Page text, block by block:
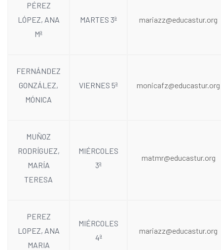
PÉREZ
LÓPEZ, ANA
Mª
MARTES 3ª mariazz@educastur.org
FERNÁNDEZ
GONZÁLEZ,
MÓNICA
VIERNES 5ª monicafz@educastur.org
MUÑOZ
RODRÍGUEZ,
MARÍA
TERESA
MIÉRCOLES
3ª
matmr@educastur.org
PEREZ
LOPEZ, ANA
MARIA
MIÉRCOLES
4ª
mariazz@educastur.org